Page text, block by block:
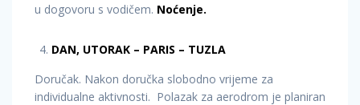
u dogovoru s vodičem. Noćenje.
DAN, UTORAK – PARIS – TUZLA
Doručak. Nakon doručka slobodno vrijeme za
individualne aktivnosti. Polazak za aerodrom je planiran